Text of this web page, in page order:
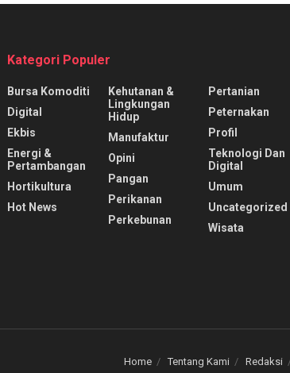
Kategori Populer
Bursa Komoditi
Digital
Ekbis
Energi &
Pertambangan
Hortikultura
Hot News
Kehutanan &
Lingkungan
Hidup
Manufaktur
Opini
Pangan
Perikanan
Perkebunan
Pertanian
Peternakan
Profil
Teknologi Dan
Digital
Umum
Uncategorized
Wisata
Home Tentang Kami Redaksi